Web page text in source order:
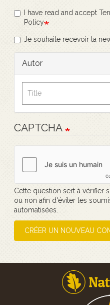
I have read and accept
Policy
Je souhaite recevoir la
Autor
CAPTCHA
Cette question sert à vérifier
ou non afin d'éviter les
automatisées.
CRÉER UN NOUVEAU